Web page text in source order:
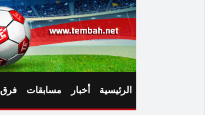
الرئيسية أخبار مسابقات فرق